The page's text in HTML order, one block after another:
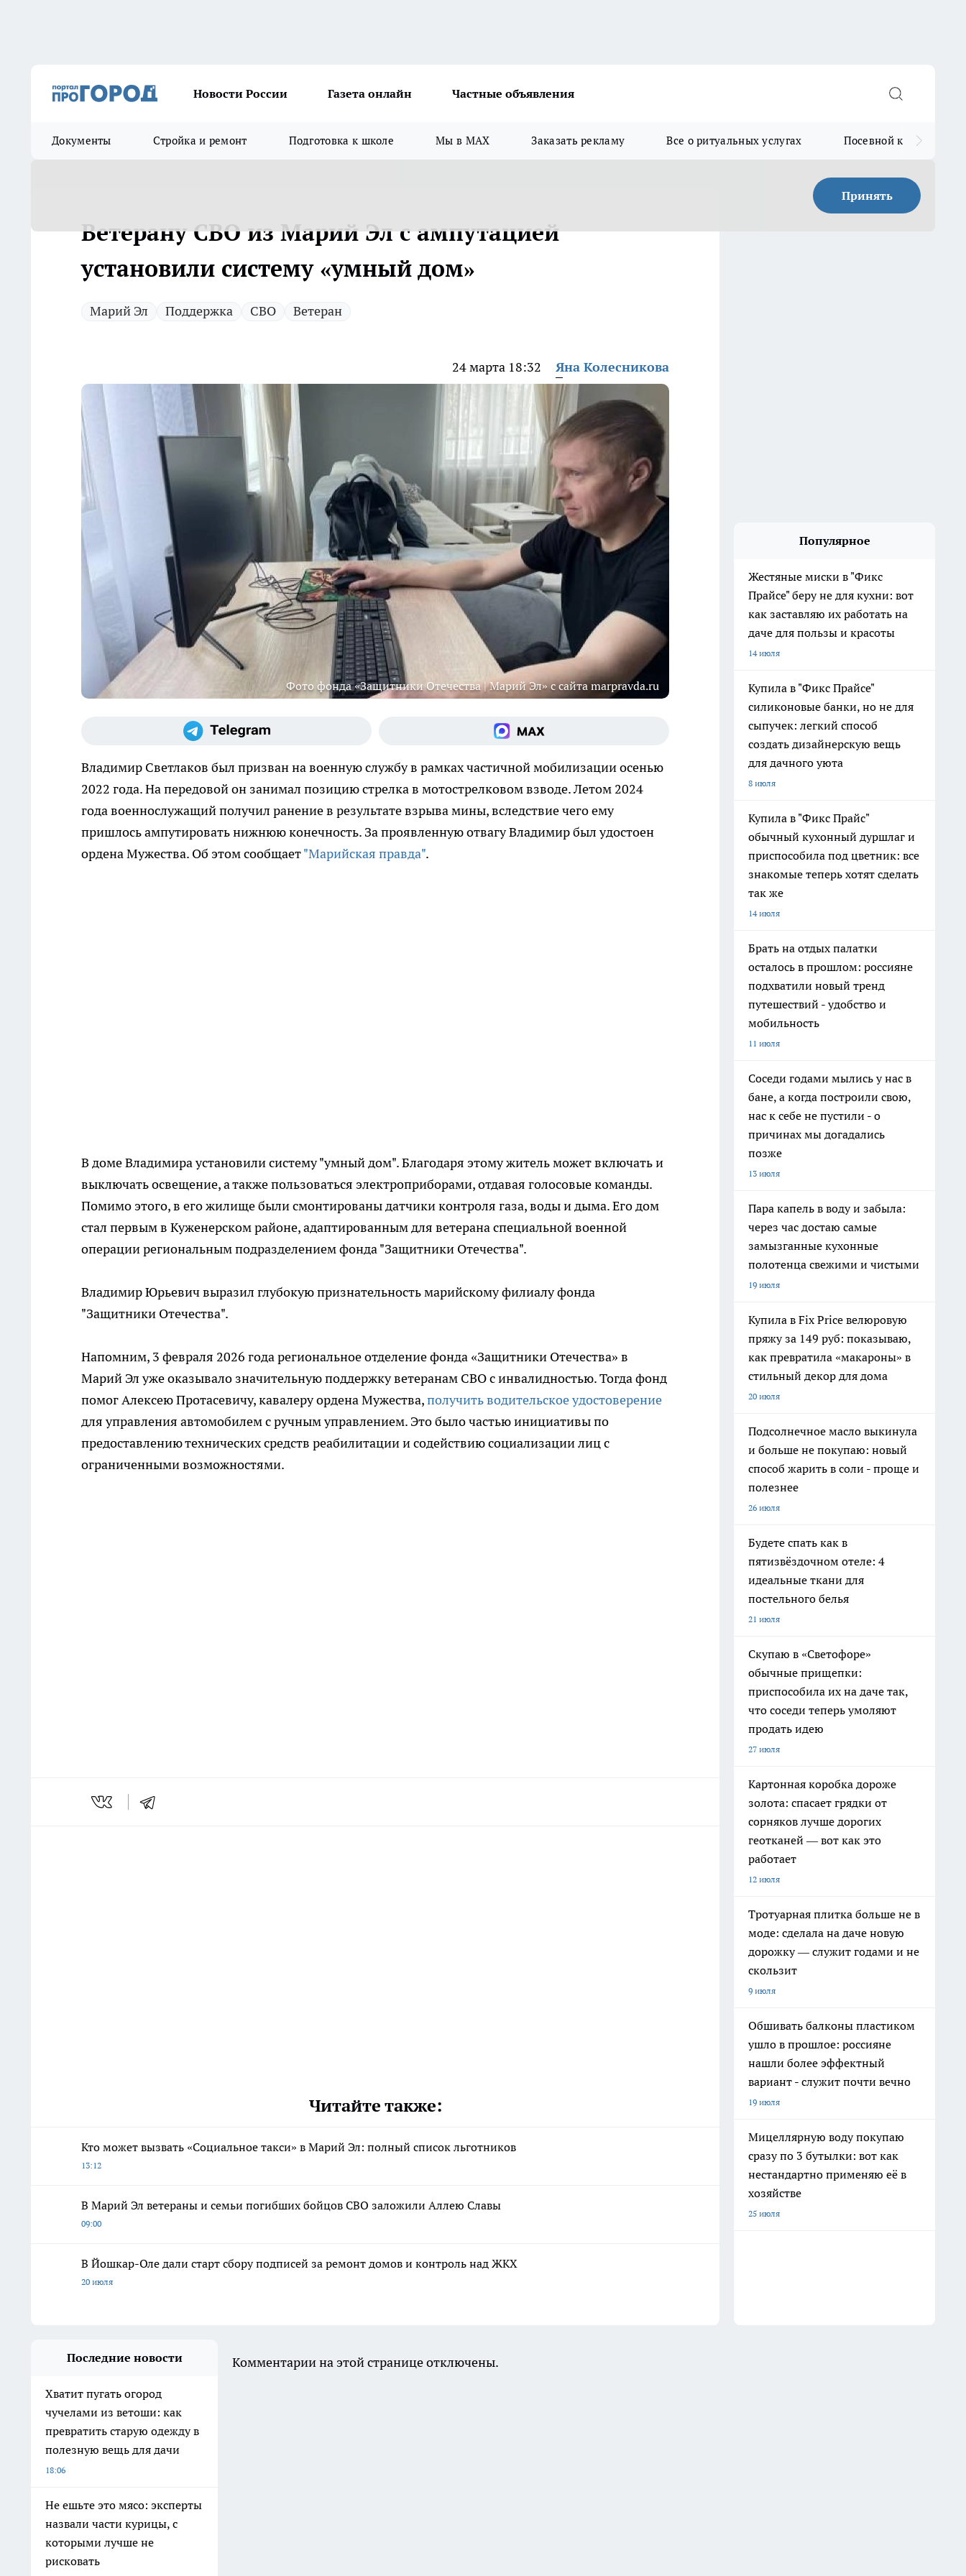
Новости России Газета онлайн Частные объявления
Документы Стройка и ремонт Подготовка к школе Мы в MAX Заказать рекламу Все о ритуальных услугах Посевной календарь
Принять
Ветерану СВО из Марий Эл с ампутацией
установили систему «умный дом»
Марий Эл Поддержка СВО Ветеран
24 марта 18:32 Яна Колесникова
Фото фонда «Защитники Отечества | Марий Эл» с сайта marpravda.ru
Владимир Светлаков был призван на военную службу в рамках частичной мобилизации осенью
2022 года. На передовой он занимал позицию стрелка в мотострелковом взводе. Летом 2024
года военнослужащий получил ранение в результате взрыва мины, вследствие чего ему
пришлось ампутировать нижнюю конечность. За проявленную отвагу Владимир был удостоен
ордена Мужества. Об этом сообщает"Марийская правда".
В доме Владимира установили систему "умный дом". Благодаря этому житель может включать и
выключать освещение, а также пользоваться электроприборами, отдавая голосовые команды.
Помимо этого, в его жилище были смонтированы датчики контроля газа, воды и дыма. Его дом
стал первым в Куженерском районе, адаптированным для ветерана специальной военной
операции региональным подразделением фонда "Защитники Отечества".
Владимир Юрьевич выразил глубокую признательность марийскому филиалу фонда
"Защитники Отечества".
Напомним, 3 февраля 2026 года региональное отделение фонда «Защитники Отечества» в
Марий Эл уже оказывало значительную поддержку ветеранам СВО с инвалидностью. Тогда фонд
помог Алексею Протасевичу, кавалеру ордена Мужества,получить водительское удостоверение
для управления автомобилем с ручным управлением. Это было частью инициативы по
предоставлению технических средств реабилитации и содействию социализации лиц с
ограниченными возможностями.
Читайте также:
Кто может вызвать «Социальное такси» в Марий Эл: полный список льготников
13:12
В Марий Эл ветераны и семьи погибших бойцов СВО заложили Аллею Славы
09:00
В Йошкар-Оле дали старт сбору подписей за ремонт домов и контроль над ЖКХ
20 июля
Популярное
Жестяные миски в "Фикс
Прайсе" беру не для кухни: вот
как заставляю их работать на
даче для пользы и красоты
14 июля
Купила в "Фикс Прайсе"
силиконовые банки, но не для
сыпучек: легкий способ
создать дизайнерскую вещь
для дачного уюта
8 июля
Купила в "Фикс Прайс"
обычный кухонный дуршлаг и
приспособила под цветник: все
знакомые теперь хотят сделать
так же
14 июля
Брать на отдых палатки
осталось в прошлом: россияне
подхватили новый тренд
путешествий - удобство и
мобильность
11 июля
Соседи годами мылись у нас в
бане, а когда построили свою,
нас к себе не пустили - о
причинах мы догадались
позже
13 июля
Пара капель в воду и забыла:
через час достаю самые
замызганные кухонные
полотенца свежими и чистыми
19 июля
Купила в Fix Price велюровую
пряжу за 149 руб: показываю,
как превратила «макароны» в
стильный декор для дома
20 июля
Подсолнечное масло выкинула
и больше не покупаю: новый
способ жарить в соли - проще и
полезнее
26 июля
Будете спать как в
пятизвёздочном отеле: 4
идеальные ткани для
постельного белья
21 июля
Скупаю в «Светофоре»
обычные прищепки:
приспособила их на даче так,
что соседи теперь умоляют
продать идею
27 июля
Картонная коробка дороже
золота: спасает грядки от
сорняков лучше дорогих
геотканей — вот как это
работает
12 июля
Тротуарная плитка больше не в
моде: сделала на даче новую
дорожку — служит годами и не
скользит
9 июля
Обшивать балконы пластиком
ушло в прошлое: россияне
нашли более эффектный
вариант - служит почти вечно
19 июля
Мицеллярную воду покупаю
сразу по 3 бутылки: вот как
нестандартно применяю её в
хозяйстве
25 июля
Последние новости
Хватит пугать огород
чучелами из ветоши: как
превратить старую одежду в
полезную вещь для дачи
18:06
Не ешьте это мясо: эксперты
назвали части курицы, с
которыми лучше не
рисковать
Комментарии на этой странице отключены.